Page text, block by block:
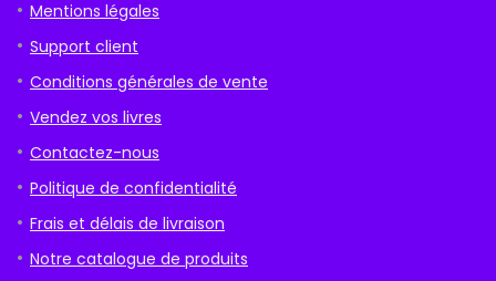
Mentions légales
Support client
Conditions générales de vente
Vendez vos livres
Contactez-nous
Politique de confidentialité
Frais et délais de livraison
Notre catalogue de produits